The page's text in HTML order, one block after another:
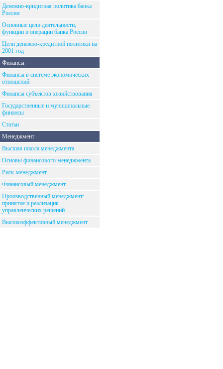
Денежно-кридитная политика банка
России
Основные цели деятельности,
функции и операции банка России
Цели денежно-кредитной политики на
2001 год
Финансы
Финансы в системе экономических
отношений
Финансы субъектов хозяйствования
Государственные и муниципальные
финансы
Статьи
Менеджмент
Высшая школа менеджмента
Основы финансового менеджмента
Риск-менеджмент
Финансовый менеджмент
Производственный менеджмент:
принятие и реализация
управленческих решений
Высокоэффективный менеджмент